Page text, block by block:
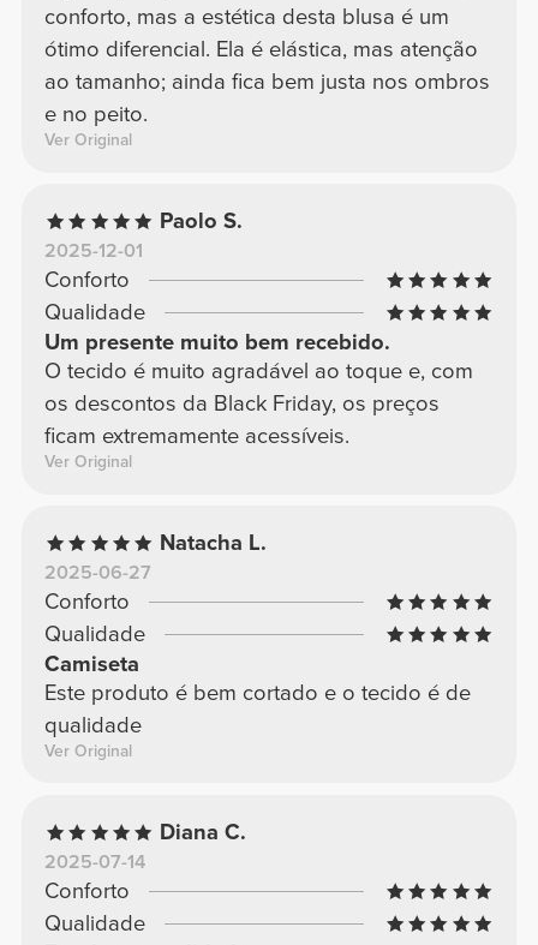
conforto, mas a estética desta blusa é um
ótimo diferencial. Ela é elástica, mas atenção
ao tamanho; ainda fica bem justa nos ombros
e no peito.
Ver Original
Paolo S.
2025-12-01
Conforto
Qualidade
Um presente muito bem recebido.
O tecido é muito agradável ao toque e, com
os descontos da Black Friday, os preços
ficam extremamente acessíveis.
Ver Original
Natacha L.
2025-06-27
Conforto
Qualidade
Camiseta
Este produto é bem cortado e o tecido é de
qualidade
Ver Original
Diana C.
2025-07-14
Conforto
Qualidade